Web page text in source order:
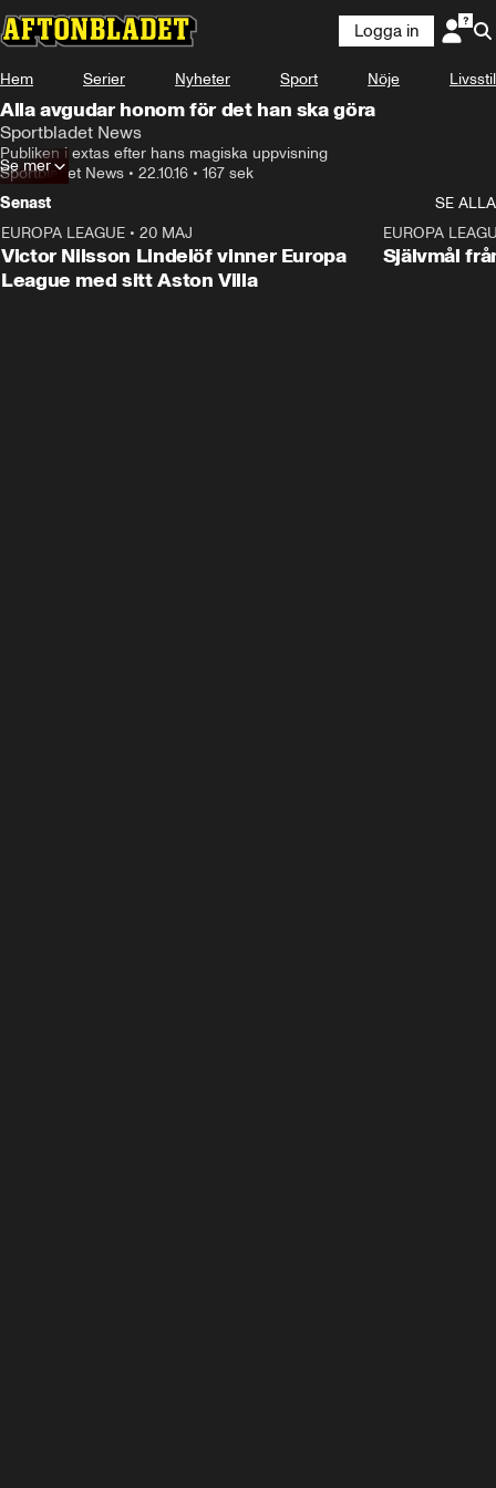
Logga in
Hem Serier Nyheter Sport Nöje Livsstil
Alla avgudar honom för det han ska göra
Sportbladet News
Publiken i extas efter hans magiska uppvisning
Sportbladet News • 22.10.16 • 167 sek
Se mer
Senast
SE ALLA
EUROPA LEAGUE • 20 MAJ
Victor Nilsson Lindelöf vinner Europa
League med sitt Aston Villa
EUROPA
Självmål